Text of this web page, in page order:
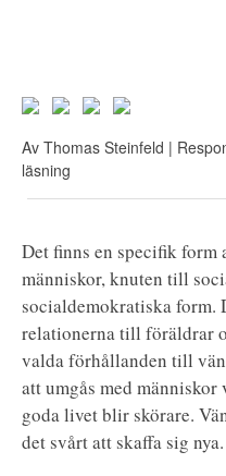
Av Thomas Steinfeld |
läsning
Det finns en specifik form
människor, knuten till
socialdemokratiska form.
relationerna till föräldrar
valda förhållanden till
att umgås med
goda livet blir skörare.
det svårt att skaffa sig nya.